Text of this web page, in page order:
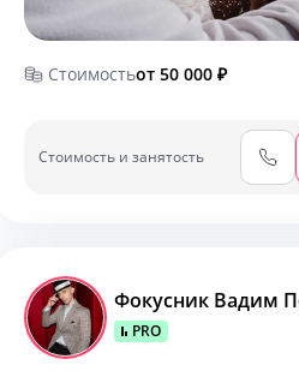
Стоимостьот 50 000 ₽
Cтоимость и занятость
Фокусник Вадим
PRO